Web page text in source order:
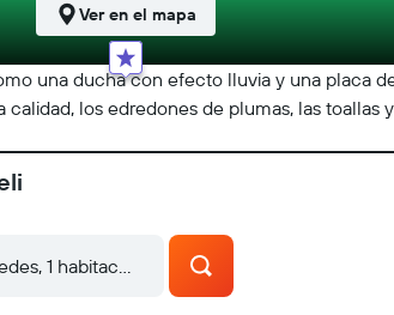
una ducha con efecto lluvia y una placa
los edredones de plumas, las toallas
Ver en el mapa
1 habitación